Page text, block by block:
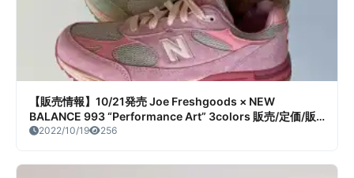
【販売情報】10/21発売 Joe Freshgoods × NEW
BALANCE 993 “Performance Art” 3colors 販売/定価/販
売店舗まとめ
2022/10/19 256